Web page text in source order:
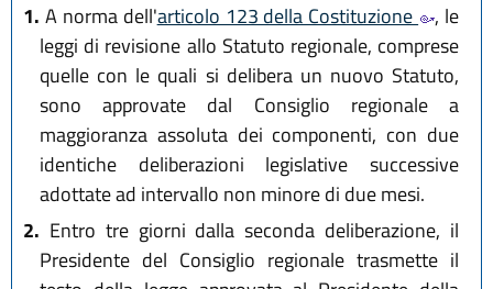
1. A norma dell'articolo 123 della Costituzione
, le
leggi di revisione allo Statuto regionale, comprese
quelle con le quali si delibera un nuovo Statuto,
sono approvate dal Consiglio regionale a
maggioranza assoluta dei componenti, con due
identiche deliberazioni legislative successive
adottate ad intervallo non minore di due mesi.
2. Entro tre giorni dalla seconda deliberazione, il
Presidente del Consiglio regionale trasmette il